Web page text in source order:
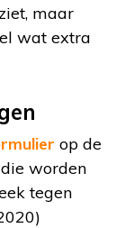
maar
wat extra
op de
worden
tegen